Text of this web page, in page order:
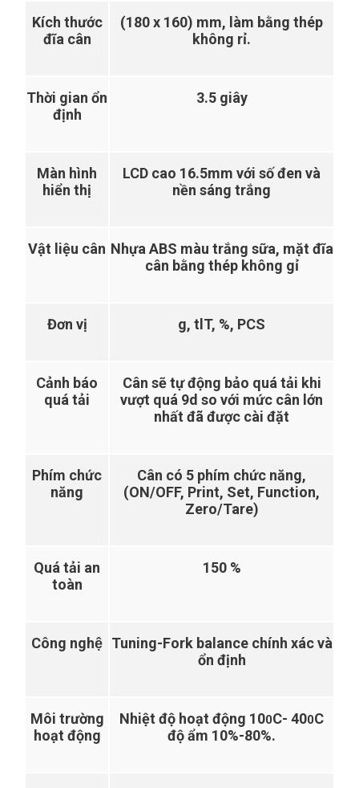
Kích thước
đĩa cân
(180 x 160) mm, làm bằng thép
không rỉ.
Thời gian ổn
định
3.5 giây
Màn hình
hiển thị
LCD cao 16.5mm với số đen và
nền sáng trắng
Vật liệu cân Nhựa ABS màu trắng sữa, mặt đĩa
cân bằng thép không gỉ
Đơn vị g, tlT, %, PCS
Cảnh báo
quá tải
Cân sẽ tự động bảo quá tải khi
vượt quá 9d so với mức cân lớn
nhất đã được cài đặt
Phím chức
năng
Cân có 5 phím chức năng,
(ON/OFF, Print, Set, Function,
Zero/Tare)
Quá tải an
toàn
150 %
Công nghệ Tuning-Fork balance chính xác và
ổn định
Môi trường
hoạt động
Nhiệt độ hoạt động 100C- 400C
độ ẩm 10%-80%.